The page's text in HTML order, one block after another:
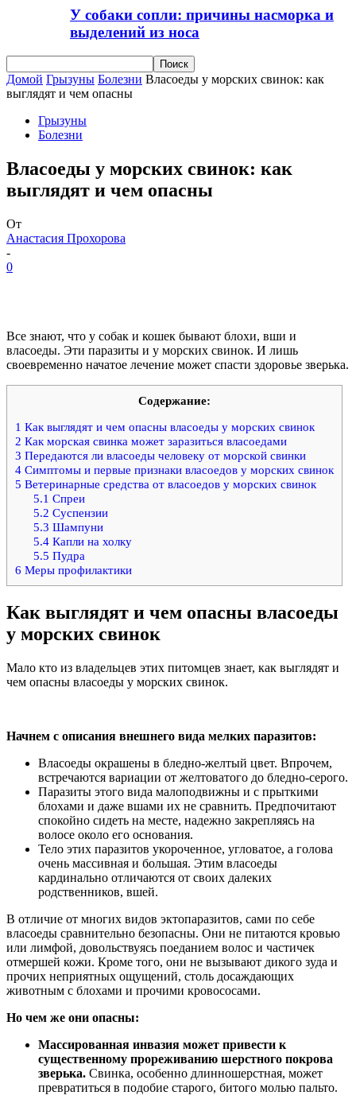
У собаки сопли: причины насморка и
выделений из носа
Домой Грызуны Болезни Власоеды у морских свинок: как
выглядят и чем опасны
Грызуны
Болезни
Власоеды у морских свинок: как
выглядят и чем опасны
От
Анастасия Прохорова
-
0
Все знают, что у собак и кошек бывают блохи, вши и
власоеды. Эти паразиты и у морских свинок. И лишь
своевременно начатое лечение может спасти здоровье зверька.
Содержание:
1 Как выглядят и чем опасны власоеды у морских свинок
2 Как морская свинка может заразиться власоедами
3 Передаются ли власоеды человеку от морской свинки
4 Симптомы и первые признаки власоедов у морских свинок
5 Ветеринарные средства от власоедов у морских свинок
5.1 Спреи
5.2 Суспензии
5.3 Шампуни
5.4Капли на холку
5.5 Пудра
6 Меры профилактики
Как выглядят и чем опасны власоеды
у морских свинок
Мало кто из владельцев этих питомцев знает, как выглядят и
чем опасны власоеды у морских свинок.
Начнем с описания внешнего вида мелких паразитов:
Власоеды окрашены в бледно-желтый цвет. Впрочем,
встречаются вариации от желтоватого до бледно-серого.
Паразиты этого вида малоподвижны и с прыткими
блохами и даже вшами их не сравнить. Предпочитают
спокойно сидеть на месте, надежно закрепляясь на
волосе около его основания.
Тело этих паразитов укороченное, угловатое, а голова
очень массивная и большая. Этим власоеды
кардинально отличаются от своих далеких
родственников, вшей.
В отличие от многих видов эктопаразитов, сами по себе
власоеды сравнительно безопасны. Они не питаются кровью
или лимфой, довольствуясь поеданием волос и частичек
отмершей кожи. Кроме того, они не вызывают дикого зуда и
прочих неприятных ощущений, столь досаждающих
животным с блохами и прочими кровососами.
Но чем же они опасны:
Массированная инвазия может привести к
существенному прореживанию шерстного покрова
зверька. Свинка, особенно длинношерстная, может
превратиться в подобие старого, битого молью пальто.